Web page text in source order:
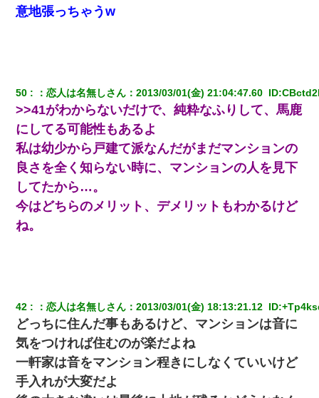
嘘をついてフリン旅行へ出かけた嫁→翌日、嫁「ただいま～」旦
上司「話をしてみる」→女性社員「実は10数年前に…」
クラスで一人無口で誰とも話さない男子がいた。→修学旅行に来
なかったその男子に女子達がお土産を渡した。5分後…
アパートのドアに『ハンザイ者！この人はさいあくの人です』と
張り紙が！大家「面倒はごめんだよ」私「はあ」→警察に行き、
見回りで犯人が捕まったが、それが…｜生活｜ヌルポあんてな
ワイアラサー主婦、昨晩久しぶりに夫と致した結果ｗｗｗｗｗ
居酒屋にて。兄の紹介者「お酒飲みなって」私「未成年なので無
理です！」酷すぎるワードの連発で、耐えきれず店員に5千円を渡
し「お勘定です。逃がして下さい」その後、録音内容を父に聞か
せたら...
私「結婚やめるわ」 婚約者「え？なんでなんで？」 → 放置した
結果…｜生活｜ワロタあんてな
意地張っちゃうw
50 ：恋人は名無しさん ：2013/03/01(金) 21:04:47.60 ID:
>>41がわからないだけで、純粋なふりして、馬鹿
にしてる可能性もあるよ
私は幼少から戸建て派なんだがまだマンションの
良さを全く知らない時に、マンションの人を見下
してたから…。
今はどちらのメリット、デメリットもわかるけど
ね。
42 ：恋人は名無しさん ：2013/03/01(金) 18:13:21.12 ID:
どっちに住んだ事もあるけど、マンションは音に
気をつければ住むのが楽だよね
一軒家は音をマンション程きにしなくていいけど
手入れが大変だよ